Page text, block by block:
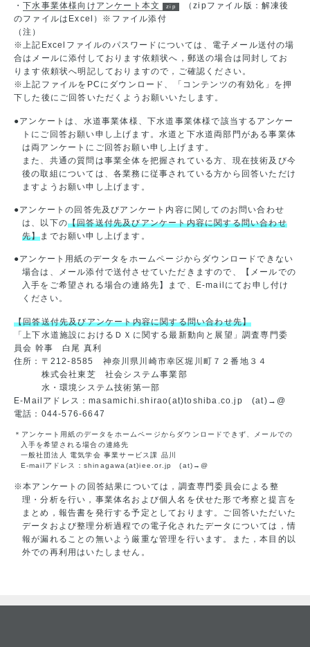
・下水事業体様向けアンケート本文
（zipファイル版：解凍後
のファイルはExcel）※ファイル添付
（注）
※上記Excelファイルのパスワードについては、電子メール送付の場
合はメールに添付しております依頼状へ，郵送の場合は同封してお
ります依頼状へ明記しておりますので，ご確認ください。
※上記ファイルをPCにダウンロード、「コンテンツの有効化」を押
下した後にご回答いただくようお願いいたします。
●アンケートは、水道事業体様、下水道事業体様で該当するアンケー
トにご回答お願い申し上げます。水道と下水道両部門がある事業体
は両アンケートにご回答お願い申し上げます。
また、共通の質問は事業全体を把握されている方、現在技術及び今
後の取組については、各業務に従事されている方から回答いただけ
ますようお願い申し上げます。
●アンケートの回答先及びアンケート内容に関してのお問い合わせ
は、以下の【回答送付先及びアンケート内容に関する問い合わせ
先】までお願い申し上げます。
●アンケート用紙のデータをホームページからダウンロードできない
場合は、メール添付で送付させていただきますので、【メールでの
入手をご希望される場合の連絡先】まで、E-mailにてお申し付け
ください。
【回答送付先及びアンケート内容に関する問い合わせ先】
「上下水道施設におけるＤＸに関する最新動向と展望」調査専門委
員会 幹事 白尾 真利
住所：〒212-8585 神奈川県川崎市幸区堀川町７２番地３４
株式会社東芝 社会システム事業部
水・環境システム技術第一部
E-Mailアドレス：masamichi.shirao(at)toshiba.co.jp (at)→@
電話：044-576-6647
＊アンケート用紙のデータをホームページからダウンロードできず、メールでの
入手を希望される場合の連絡先
一般社団法人 電気学会 事業サービス課 品川
E-mailアドレス：shinagawa(at)iee.or.jp (at)→@
※本アンケートの回答結果については，調査専門委員会による整
理・分析を行い，事業体名および個人名を伏せた形で考察と提言を
まとめ，報告書を発行する予定としております。ご回答いただいた
データおよび整理分析過程での電子化されたデータについては，情
報が漏れることの無いよう厳重な管理を行います。また，本目的以
外での再利用はいたしません。